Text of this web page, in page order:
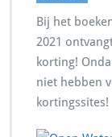
Bij het
2021
korting!
niet hebben
kortingssites!